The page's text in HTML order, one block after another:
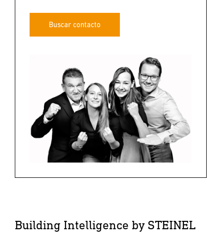
Buscar contacto
Building Intelligence by STEINEL